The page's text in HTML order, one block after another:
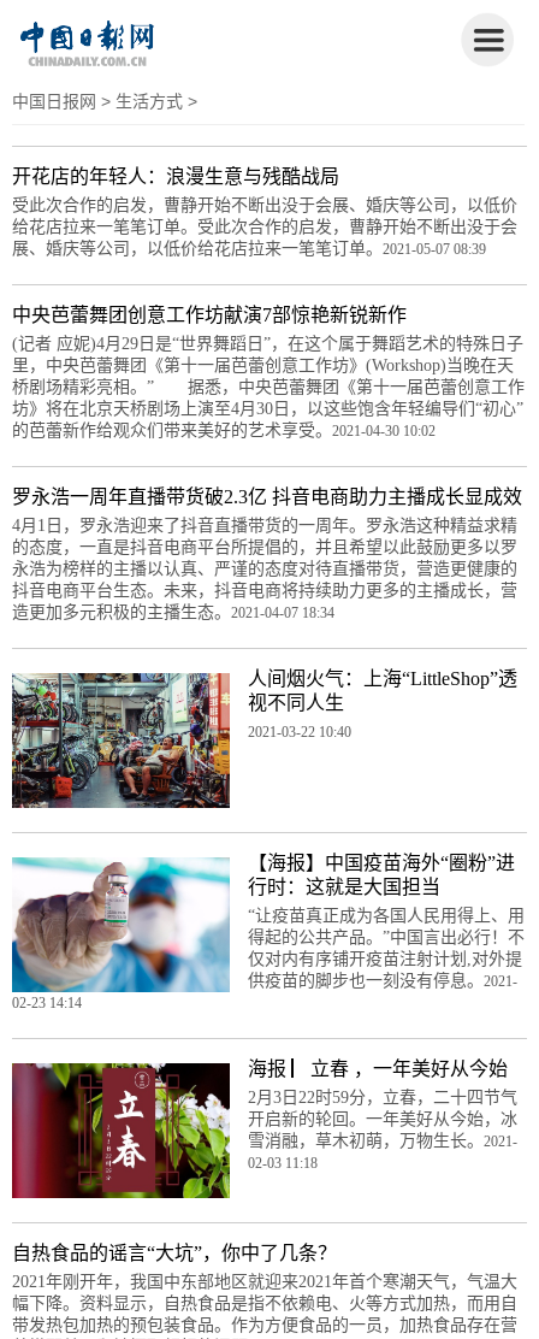
中国日报网 > 生活方式 >
开花店的年轻人：浪漫生意与残酷战局
受此次合作的启发，曹静开始不断出没于会展、婚庆等公司，以低价
给花店拉来一笔笔订单。受此次合作的启发，曹静开始不断出没于会
展、婚庆等公司，以低价给花店拉来一笔笔订单。 2021-05-07 08:39
中央芭蕾舞团创意工作坊献演7部惊艳新锐新作
(记者 应妮)4月29日是“世界舞蹈日”，在这个属于舞蹈艺术的特殊日子
里，中央芭蕾舞团《第十一届芭蕾创意工作坊》(Workshop)当晚在天
桥剧场精彩亮相。” 据悉，中央芭蕾舞团《第十一届芭蕾创意工作
坊》将在北京天桥剧场上演至4月30日，以这些饱含年轻编导们“初心”
的芭蕾新作给观众们带来美好的艺术享受。 2021-04-30 10:02
罗永浩一周年直播带货破2.3亿 抖音电商助力主播成长显成效
4月1日，罗永浩迎来了抖音直播带货的一周年。罗永浩这种精益求精
的态度，一直是抖音电商平台所提倡的，并且希望以此鼓励更多以罗
永浩为榜样的主播以认真、严谨的态度对待直播带货，营造更健康的
抖音电商平台生态。未来，抖音电商将持续助力更多的主播成长，营
造更加多元积极的主播生态。 2021-04-07 18:34
人间烟火气：上海“LittleShop”透
视不同人生
2021-03-22 10:40
【海报】中国疫苗海外“圈粉”进
行时：这就是大国担当
“让疫苗真正成为各国人民用得上、用
得起的公共产品。”中国言出必行！不
仅对内有序铺开疫苗注射计划,对外提
供疫苗的脚步也一刻没有停息。 2021-
02-23 14:14
海报 ▏立春 ，一年美好从今始
2月3日22时59分，立春，二十四节气
开启新的轮回。一年美好从今始，冰
雪消融，草木初萌，万物生长。 2021-
02-03 11:18
自热食品的谣言“大坑”，你中了几条？
2021年刚开年，我国中东部地区就迎来2021年首个寒潮天气，气温大
幅下降。资料显示，自热食品是指不依赖电、火等方式加热，而用自
带发热包加热的预包装食品。作为方便食品的一员，加热食品存在营